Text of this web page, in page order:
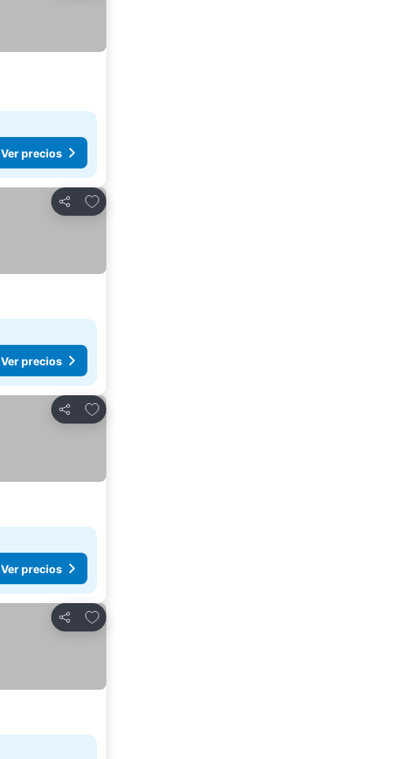
Ver precios
Compartir
Agregar a favoritos
Ver precios
Compartir
Agregar a favoritos
Ver precios
Compartir
Agregar a favoritos